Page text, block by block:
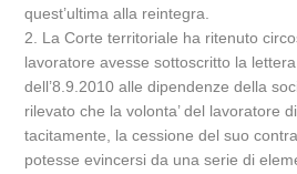
quest’ultima alla reintegra.
2. La Corte territoriale ha ritenuto
lavoratore avesse sottoscritto la
dell’8.9.2010 alle dipendenze della
rilevato che la volonta’ del lavoratore
tacitamente, la cessione del suo
potesse evincersi da una serie di